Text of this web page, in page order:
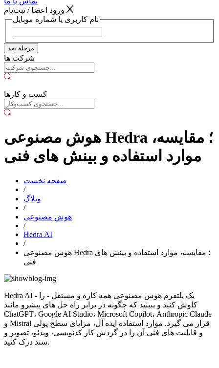
نام کاربری یا شماره موبایل
مرحله بعد
شرکت ها
کسب و کارها
هوش مصنوعی Hedra ؛ مقایسه،
موارد استفاده و بینش های فنی
صفحه نخست
/
وبلاگ
/
هوش مصنوعی
/
Hedra AI
/
هوش مصنوعی Hedra ؛ مقایسه، موارد استفاده و بینش های
فنی
Hedra AI - یک پلتفرم هوش مصنوعی همه کاره و مستقل - را
کاوش کنید و ببینید که چگونه در برابر راه حل های پیشرو مانند
ChatGPT، Google AI Studio، Microsoft Copilot، Anthropic Claude
و Mistral قرار می گیرد. موارد استفاده ایده آل، مزایای سطح پولی
و قابلیت های فنی آن را در گردش کار کدنویسی، ویدئو، تصویر و
سند درک کنید.